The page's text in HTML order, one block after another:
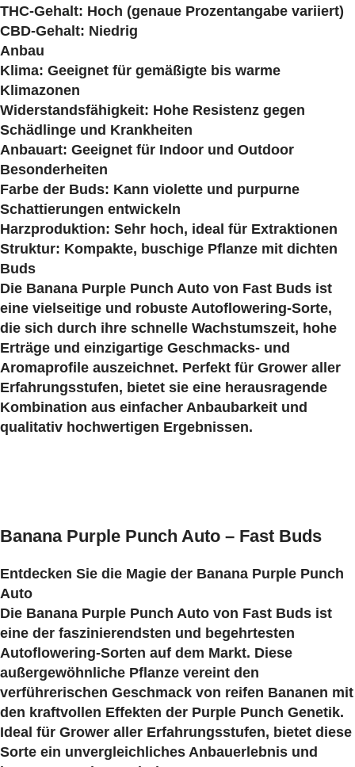
THC-Gehalt: Hoch (genaue Prozentangabe variiert)
CBD-Gehalt: Niedrig
Anbau
Klima: Geeignet für gemäßigte bis warme
Klimazonen
Widerstandsfähigkeit: Hohe Resistenz gegen
Schädlinge und Krankheiten
Anbauart: Geeignet für Indoor und Outdoor
Besonderheiten
Farbe der Buds: Kann violette und purpurne
Schattierungen entwickeln
Harzproduktion: Sehr hoch, ideal für Extraktionen
Struktur: Kompakte, buschige Pflanze mit dichten
Buds
Die Banana Purple Punch Auto von Fast Buds ist
eine vielseitige und robuste Autoflowering-Sorte,
die sich durch ihre schnelle Wachstumszeit, hohe
Erträge und einzigartige Geschmacks- und
Aromaprofile auszeichnet. Perfekt für Grower aller
Erfahrungsstufen, bietet sie eine herausragende
Kombination aus einfacher Anbaubarkeit und
qualitativ hochwertigen Ergebnissen.
Banana Purple Punch Auto – Fast Buds
Entdecken Sie die Magie der Banana Purple Punch
Auto
Die Banana Purple Punch Auto von Fast Buds ist
eine der faszinierendsten und begehrtesten
Autoflowering-Sorten auf dem Markt. Diese
außergewöhnliche Pflanze vereint den
verführerischen Geschmack von reifen Bananen mit
den kraftvollen Effekten der Purple Punch Genetik.
Ideal für Grower aller Erfahrungsstufen, bietet diese
Sorte ein unvergleichliches Anbauerlebnis und